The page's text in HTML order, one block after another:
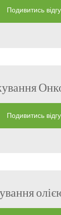
Подивитись
Подивитись